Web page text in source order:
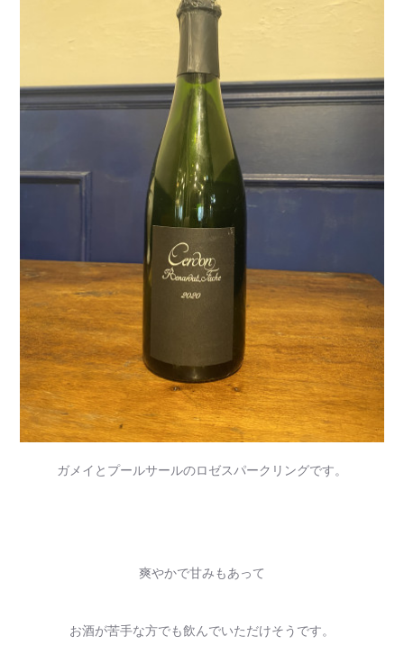
ガメイとプールサールのロゼスパークリングです。
爽やかで甘みもあって
お酒が苦手な方でも飲んでいただけそうです。